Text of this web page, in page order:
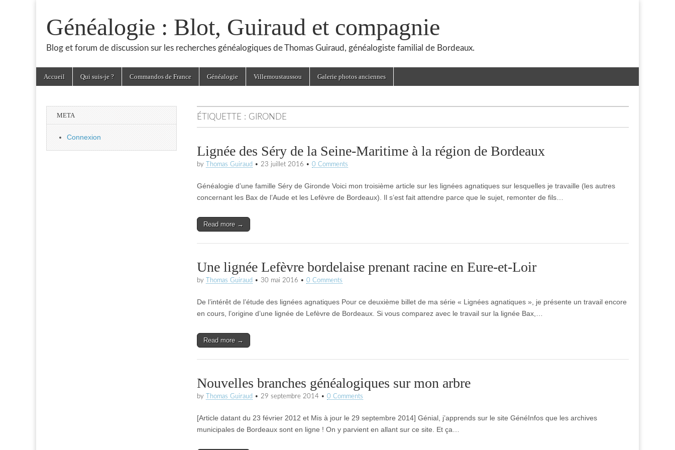
Généalogie : Blot, Guiraud et compagnie
Blog et forum de discussion sur les recherches généalogiques de Thomas Guiraud, généalogiste familial de Bordeaux.
Main
menu
Accueil Qui suis-je ? Commandos de France Généalogie Villemoustaussou Galerie photos anciennes
ÉTIQUETTE : GIRONDE
Lignée des Séry de la Seine-Maritime à la région de Bordeaux
by Thomas Guiraud • 23 juillet 2016 • 0 Comments
Généalogie d’une famille Séry de Gironde Voici mon troisième article sur les lignées agnatiques sur lesquelles je travaille (les autres
concernant les Bax de l’Aude et les Lefèvre de Bordeaux). Il s’est fait attendre parce que le sujet, remonter de fils…
Read more →
Une lignée Lefèvre bordelaise prenant racine en Eure-et-Loir
by Thomas Guiraud • 30 mai 2016 • 0 Comments
De l’intérêt de l’étude des lignées agnatiques Pour ce deuxième billet de ma série « Lignées agnatiques », je présente un travail encore
en cours, l’origine d’une lignée de Lefèvre de Bordeaux. Si vous comparez avec le travail sur la lignée Bax,…
Read more →
Nouvelles branches généalogiques sur mon arbre
by Thomas Guiraud • 29 septembre 2014 • 0 Comments
[Article datant du 23 février 2012 et Mis à jour le 29 septembre 2014] Génial, j’apprends sur le site GénéInfos que les archives
municipales de Bordeaux sont en ligne ! On y parvient en allant sur ce site. Et ça…
META
Connexion